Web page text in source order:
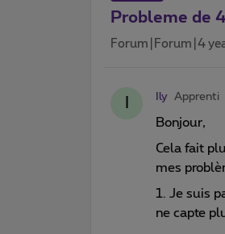
Probleme de
Forum|Forum|4
Ily Apprenti
Bonjour,
Cela fait
mes
1. Je suis
ne capte